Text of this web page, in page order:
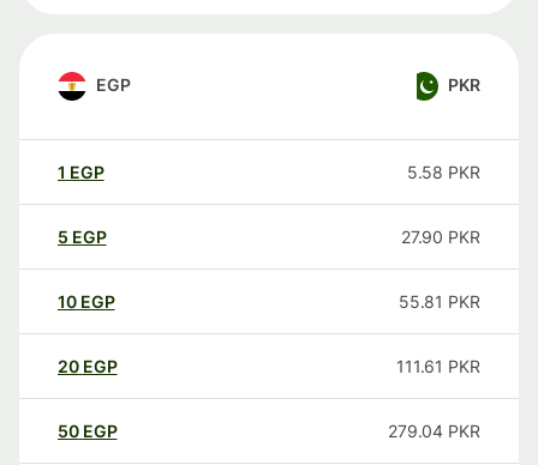
EGP PKR
1 EGP 5.58 PKR
5 EGP 27.90 PKR
10 EGP 55.81 PKR
20 EGP 111.61 PKR
50 EGP 279.04 PKR